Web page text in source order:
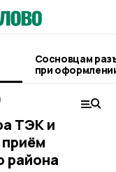
Сосновцам
при
людьми
ТЭК и
района